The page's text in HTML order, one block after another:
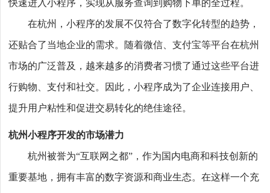
快速进入小程序，实现从服务查询到购物下单的全过程。
在杭州，小程序的发展不仅符合了数字化转型的趋势，
还贴合了当地企业的需求。随着微信、支付宝等平台在杭州
市场的广泛普及，越来越多的消费者习惯了通过这些平台进
行购物、支付和社交。因此，小程序成为了企业连接用户、
提升用户粘性和促进交易转化的绝佳途径。
杭州小程序开发的市场潜力
杭州被誉为“互联网之都”，作为国内电商和科技创新的
重要基地，拥有丰富的数字资源和商业生态。在这样一个充